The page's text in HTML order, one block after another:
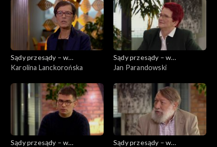
Sądy przesądy – w
powiększeniu
Karolina Lanckorońska
Sądy przesądy – w
powiększeniu
Jan Parandowski
Sądy przesądy – w
Sądy przesądy – w